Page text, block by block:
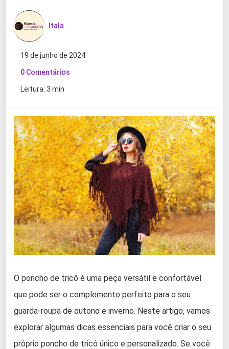
Itala
19 de junho de 2024
0 Comentários
Leitura: 3 min
O poncho de tricô é uma peça versátil e confortável
que pode ser o complemento perfeito para o seu
guarda-roupa de outono e inverno. Neste artigo, vamos
explorar algumas dicas essenciais para você criar o seu
próprio poncho de tricô único e personalizado. Se você